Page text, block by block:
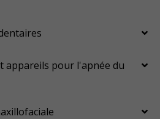
appareils pour l'apnée du